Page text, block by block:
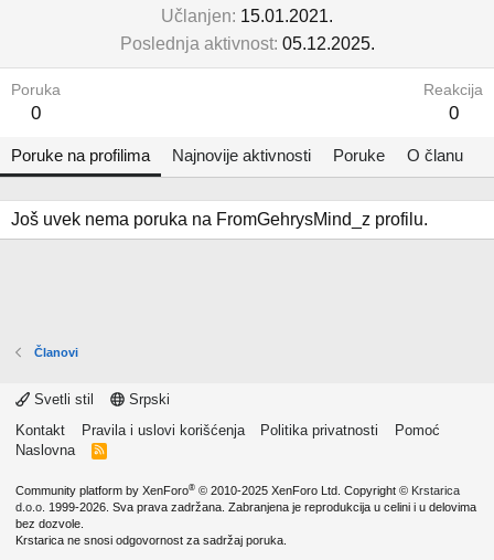
Učlanjen 15.01.2021.
Poslednja aktivnost 05.12.2025.
Poruka
0
Reakcija
0
Poruke na profilima Najnovije aktivnosti Poruke O članu
Još uvek nema poruka na FromGehrysMind_z profilu.
Članovi
Svetli stil
Srpski
Kontakt
Pravila i uslovi korišćenja Politika privatnosti
Pomoć
Naslovna
R
Community platform by XenForo® © 2010-2025 XenForo Ltd. Copyright © Krstarica
d.o.o. 1999-2026. Sva prava zadržana. Zabranjena je reprodukcija u celini i u delovima
bez dozvole.
Krstarica ne snosi odgovornost za sadržaj poruka.